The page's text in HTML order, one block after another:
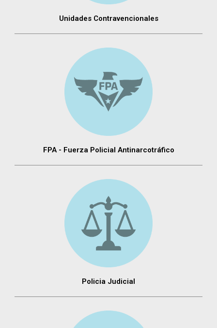
Unidades Contravencionales
FPA - Fuerza Policial Antinarcotráfico
Policia Judicial